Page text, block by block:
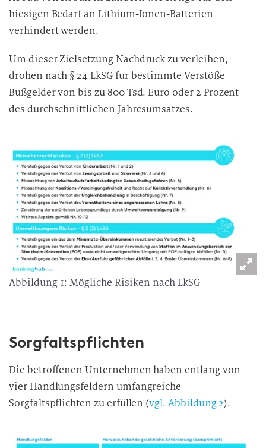
hiesigen Bedarf an Lithium-Ionen-Batterien
verhindert werden.
Um dieser Zielsetzung Nachdruck zu verleihen,
drohen nach § 24 LkSG für bestimmte Verstöße
Bußgelder von bis zu 800 Tsd. Euro oder 2 Prozent
des durchschnittlichen Jahresumsatzes.
Abbildung 1: Mögliche Risiken nach LkSG
Sorgfaltspflichten
Die betroffenen Unternehmen haben entlang von
vier Handlungsfeldern umfangreiche
Sorgfaltspflichten zu erfüllen (vgl. Abbildung 2).